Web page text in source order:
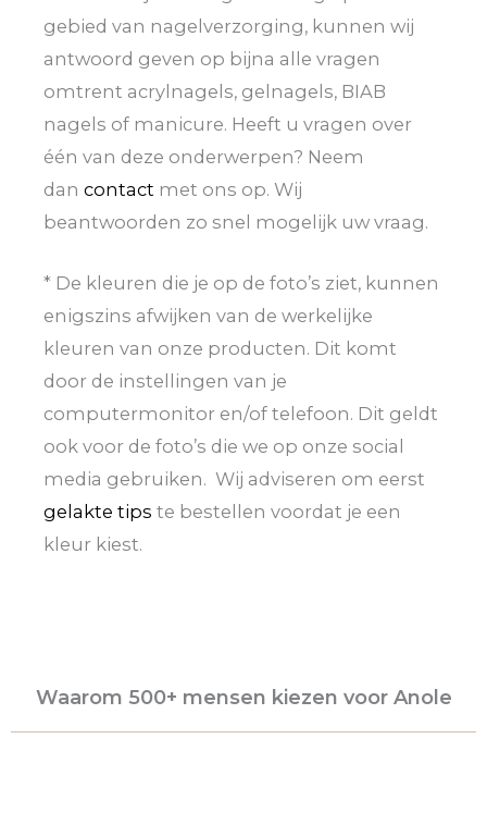
gebied van nagelverzorging, kunnen wij
antwoord geven op bijna alle vragen
omtrent acrylnagels, gelnagels, BIAB
nagels of manicure. Heeft u vragen over
één van deze onderwerpen? Neem
dan contact met ons op. Wij
beantwoorden zo snel mogelijk uw vraag.
* De kleuren die je op de foto’s ziet, kunnen
enigszins afwijken van de werkelijke
kleuren van onze producten. Dit komt
door de instellingen van je
computermonitor en/of telefoon. Dit geldt
ook voor de foto’s die we op onze social
media gebruiken. Wij adviseren om eerst
gelakte tips te bestellen voordat je een
kleur kiest.
Waarom 500+ mensen kiezen voor Anole